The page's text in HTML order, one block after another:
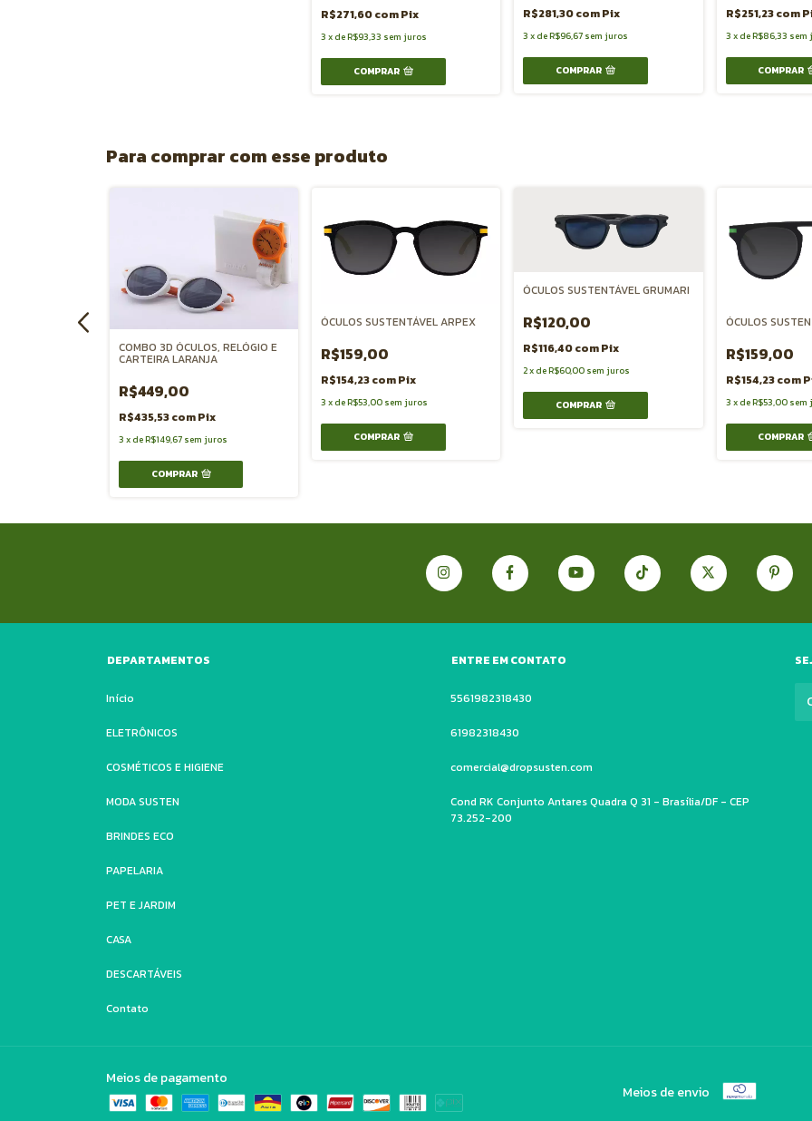
R$271,60comPix
3 xdeR$93,33 sem juros
COMPRAR
R$281,30comPix
3 xdeR$96,67 sem juros
COMPRAR
R$251,23com
3 xdeR$86,33 sem
COMPRAR
Para comprar com esse produto
COMBO 3D ÓCULOS, RELÓGIO E
CARTEIRA LARANJA
R$449,00
R$435,53comPix
3 xdeR$149,67 sem juros
COMPRAR
ÓCULOS SUSTENTÁVEL ARPEX
R$159,00
R$154,23comPix
3 xdeR$53,00 sem juros
COMPRAR
ÓCULOS SUSTENTÁVEL GRUMARI
R$120,00
R$116,40comPix
2xdeR$60,00 sem juros
COMPRAR
ÓCULOS
R$159,00
R$154,23com
3 xdeR$53,00 sem
COMPRAR
DEPARTAMENTOS
Início
ELETRÔNICOS
COSMÉTICOS E HIGIENE
MODA SUSTEN
BRINDES ECO
PAPELARIA
PET E JARDIM
CASA
DESCARTÁVEIS
Contato
ENTRE EM CONTATO
5561982318430
61982318430
comercial@dropsusten.com
Cond RK Conjunto Antares Quadra Q 31 - Brasília/DF - CEP
73.252-200
Meios de pagamento
Meios de envio